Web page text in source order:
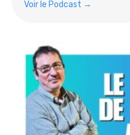
Voir le Podcast →